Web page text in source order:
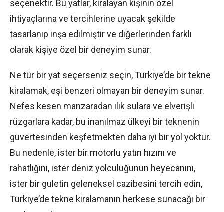
seçenektir. Bu yatlar, kiralayan kişinin özel
ihtiyaçlarına ve tercihlerine uyacak şekilde
tasarlanıp inşa edilmiştir ve diğerlerinden farklı
olarak kişiye özel bir deneyim sunar.
Ne tür bir yat seçerseniz seçin, Türkiye’de bir tekne
kiralamak, eşi benzeri olmayan bir deneyim sunar.
Nefes kesen manzaradan ılık sulara ve elverişli
rüzgarlara kadar, bu inanılmaz ülkeyi bir teknenin
güvertesinden keşfetmekten daha iyi bir yol yoktur.
Bu nedenle, ister bir motorlu yatın hızını ve
rahatlığını, ister deniz yolculuğunun heyecanını,
ister bir guletin geleneksel cazibesini tercih edin,
Türkiye’de tekne kiralamanın herkese sunacağı bir